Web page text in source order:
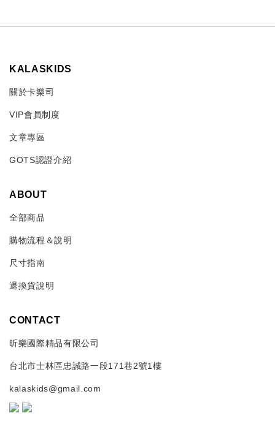
KALASKIDS
關於卡樂司
VIP會員制度
文章專區
GOTS認證介紹
ABOUT
全部商品
購物流程＆說明
尺寸指南
退換貨說明
CONTACT
昕樂國際精品有限公司
台北市士林區忠誠路一段171巷2號1樓
kalaskids@gmail.com